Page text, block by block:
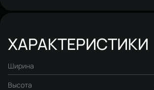
ХАРАКТЕРИСТИКИ
Ширина
Высота